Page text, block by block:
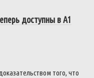
доступны в A1
того, что